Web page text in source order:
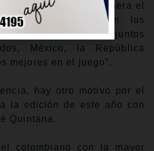
José Mosquera el
equipos similares. En los
nos enfrentamos a conjuntos
México, la República
mejores en el juego”.
hay otro motivo por el
la edición de este año con
Quintana.
colombiano con la mayor